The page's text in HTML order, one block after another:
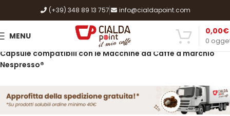
(+39) 348 89 13 757 info@cialdapoint.com
MENU 0
0,00€
Home
Caffè, Cialde e Capsule
Capsule compatibili con le Macchine da Caffè a marchio
Nespresso®